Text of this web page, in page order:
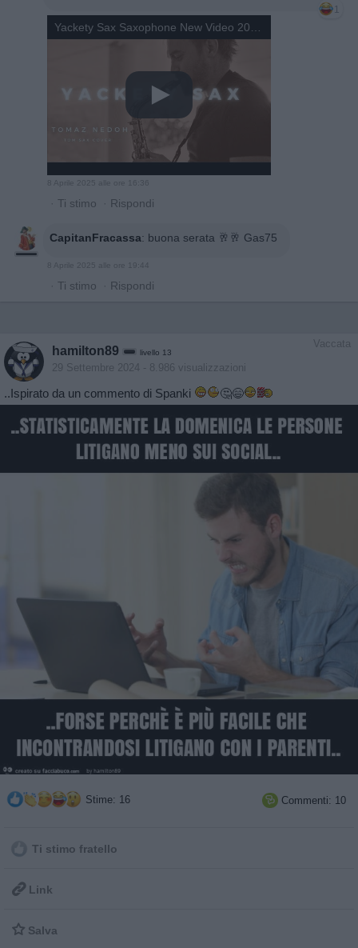
1
8 Aprile 2025 alle ore 16:36
· Ti stimo · Rispondi
CapitanFracassa: buona serata 🥂🥂 Gas75
8 Aprile 2025 alle ore 19:44
· Ti stimo · Rispondi
Vaccata
hamilton89 livello 13
29 Settembre 2024 - 8.986 visualizzazioni
..Ispirato da un commento di Spanki 🤔😄
Stime: 16  Commenti: 10
Ti stimo fratello
 Link
 Salva